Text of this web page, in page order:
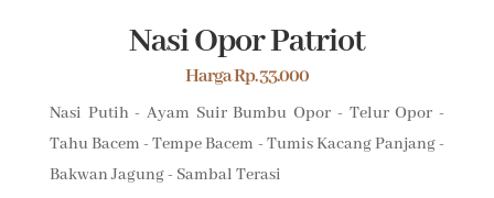
Nasi Opor Patriot
Harga Rp. 33.000
Nasi Putih - Ayam Suir Bumbu Opor - Telur Opor -
Tahu Bacem - Tempe Bacem - Tumis Kacang Panjang -
Bakwan Jagung - Sambal Terasi